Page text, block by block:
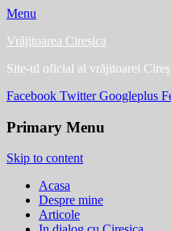
Menu
Vrăjitoarea Cireșica
Site-ul oficial al vrăjitoarei
Facebook Twitter Googleplus
Primary Menu
Skip to content
Acasa
Despre mine
Articole